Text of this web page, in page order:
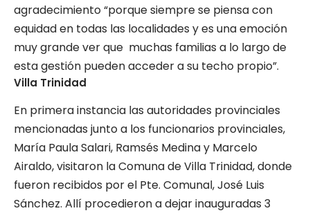
agradecimiento “porque siempre se piensa con
equidad en todas las localidades y es una emoción
muy grande ver que muchas familias a lo largo de
esta gestión pueden acceder a su techo propio”.
Villa Trinidad
En primera instancia las autoridades provinciales
mencionadas junto a los funcionarios provinciales,
María Paula Salari, Ramsés Medina y Marcelo
Airaldo, visitaron la Comuna de Villa Trinidad, donde
fueron recibidos por el Pte. Comunal, José Luis
Sánchez. Allí procedieron a dejar inauguradas 3